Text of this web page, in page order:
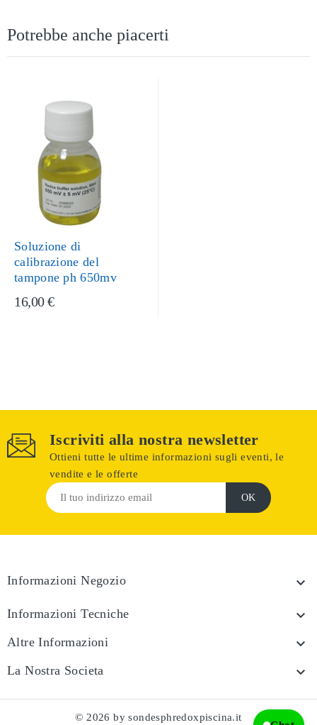
Potrebbe anche piacerti
Soluzione di
calibrazione del
tampone ph 650mv
16,00 €
Iscriviti alla nostra newsletter
Ottieni tutte le ultime informazioni sugli eventi, le
vendite e le offerte
Informazioni Negozio 
Informazioni Tecniche 
Altre Informazioni 
La Nostra Societa 
© 2026 by sondesphredoxpiscina.it